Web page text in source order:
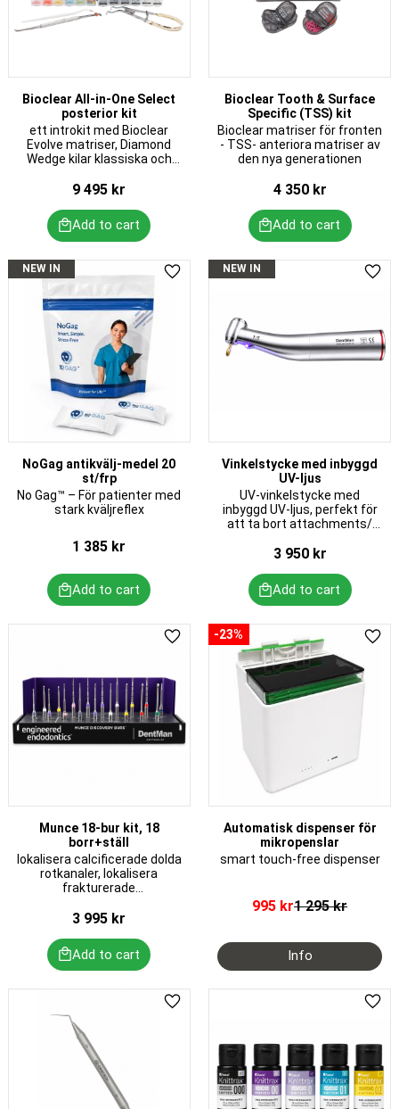
Bioclear All-in-One Select
posterior kit
ett introkit med Bioclear
Evolve matriser, Diamond
Wedge kilar klassiska och
Push-Pull instrument
9 495 kr
Bioclear Tooth & Surface
Specific (TSS) kit
Bioclear matriser för fronten
- TSS- anteriora matriser av
den nya generationen
4 350kr
NoGag antikvälj-medel 20
st/frp
No Gag™ – För patienter med
stark kväljreflex
1 385 kr
NEW IN
Add to favorites
Vinkelstycke med inbyggd
UV-ljus
UV-vinkelstycke med
inbyggd UV-ljus, perfekt för
att ta bort attachments/
3 950kr
NEW IN
Add
Munce 18-bur kit, 18
borr+ställ
lokalisera calcificerade dolda
rotkanaler, lokalisera
frakturerade
avlägsna fiberstift
3 995 kr
Add to favorites
Automatisk dispenser för
mikropenslar
smart touch-free dispenser
995 kr1 295kr
23%
Add
Add to favorites Add